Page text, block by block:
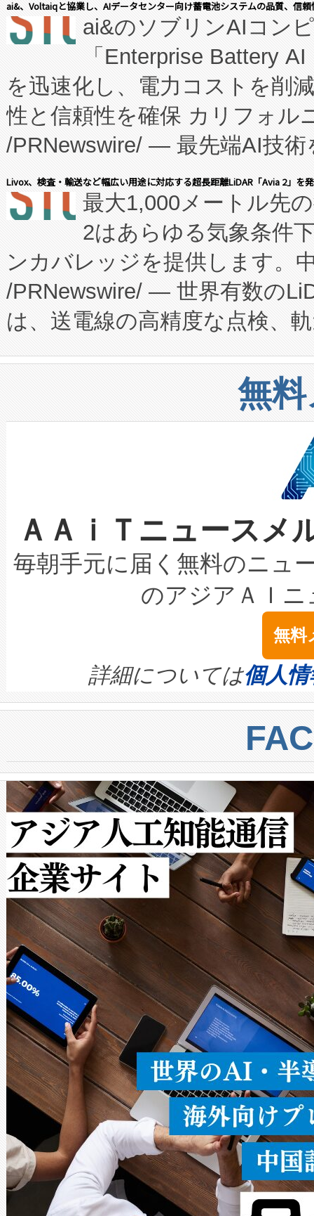
manufacturing™ (FCCM™) プ
たNeXは、バイオ医薬品製造
従来のフェッドバッチ施設の
に、患者やサプライチェーン
キー方式で拡張性が高く、持
す。FCCM‑を活用した現地生
患者にとっての費用負担を大
のアクセスを大幅に拡大する
Fully-Connected Continuous
プログラムには、施設設計・
に関する技術移転および知的
構造化トレーニングカリキュ
上げおよび商用化段階におけ
設備整備および立ち上げ調整
加組織は、Enzeneのバイオ
選定された製品について、自
取得できる可能性もあります
設には、3億～4億ドルかか
最高経営責任者（CEO）であ
す。「当社のfully-connected
ームを利用すれば、6,000万
きます。この効率性は、フェ
ai&、Voltaiqと協業し、AIデータセンター向け蓄電池システムの品質、信
ai&のソブリンAIコン
「Enterprise Battery
を迅速化し、電力コストを削
性と信頼性を確保 カリフォル
/PRNewswire/ — 最先端AI技術
会社エーアイ・アンド：本社
President原信平）と、エンタ
ードするVoltaiqは、日本にあ
ーエネルギー貯蔵システム（
た。 Voltaiq独自のAI搭載プラ
定、統合、導入、運用に至る
安全性を追跡し、確保する事
増加しているデータセンター
る電力網に大きな負担をかけ
事業者の負担軽減という課題
系統連系を迅速にし、ピーク
限を超えて利用可能な電力容
持できるよう貢献します。こ
ービスレベル契約（SLA）違
テリー性能の劣化によるダウ
念は、現在データセンターが
ます。 Voltaiq provides a
quality and reliability for AI
BESS stack to ensure battery
centers. Voltaiqは、ai&のAI
からシステム統合、試運転、
クルの各段階のデータを監視
[…]
Livox、検査・輸送など幅広い用途に対応する超長距離LiDAR「Avia 2」を
最大1,000メートル先
2はあらゆる気象条件
ンカバレッジを提供します。
/PRNewswire/ — 世界有数の
は、送電線の高精度な点検、
や穀物倉庫におけるバルク材
リューション「Avia 2」を発
したAvia 2は、1,000メート
狭視野のFOVを切り替えるこ
ケーブル、枝などの細かな対
なレーザースポットにより、
な環境下でも豊かなディテー
キロメートル範囲を検出
LiDAR for Inspections,
は1535 nmレーザーを搭載。
イズの小径化を実現すること
す。ノーマルモードでは、
ートル先まで検出でき、これ
トに対して約600メートルに
では、反射率10％のターゲッ
で向上し、最大検知距離は
ットだけで最大1キロメート
ルの変電所周囲を監視でき、
作業と点群処理を簡素化でき
Avia 2は、2種類のFOVオプシ
× 80°のノーマルモード、長
ードを切り替えて使用するこ
ることなく、単一のデバイス
うにします。遠距離まで届く
密度なスキャ […]
無
ＡＡｉＴニュース
毎朝手元に届く無料のニュ
のアジアＡＩ
無料
詳細については個人